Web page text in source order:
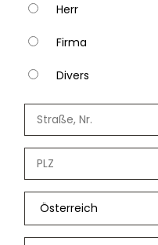
Herr
Firma
Divers